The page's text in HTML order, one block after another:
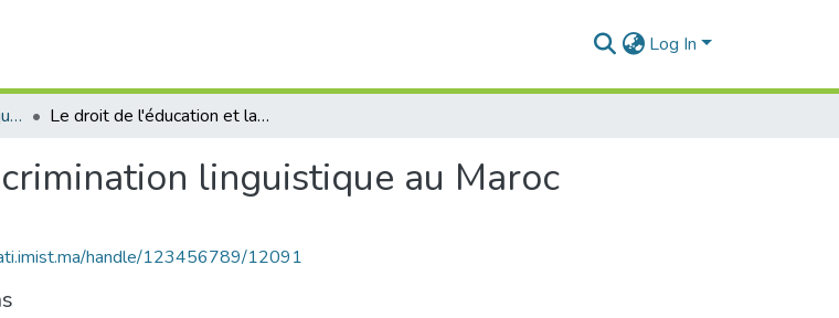
Log In
CEDoc en Sciences Juridiques, Economiques, Sociales et de Gestion (CED - SJESG) Le droit de l'éducation et la discrimination linguistique au Maroc
linguistique au Maroc
handle/123456789/12091